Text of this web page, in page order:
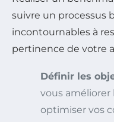
suivre un processus
incontournables à
pertinence de votre
Définir les
vous améliorer
optimiser vos